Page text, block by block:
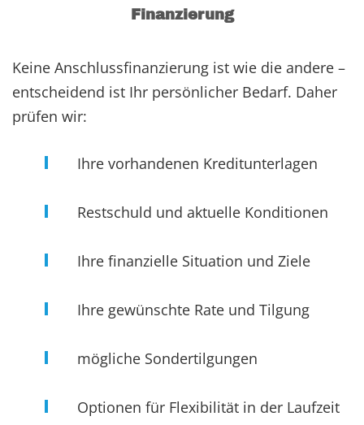
Finanzierung
Keine Anschlussfinanzierung ist wie die andere –
entscheidend ist Ihr persönlicher Bedarf. Daher
prüfen wir:
Ihre vorhandenen Kreditunterlagen
Restschuld und aktuelle Konditionen
Ihre finanzielle Situation und Ziele
Ihre gewünschte Rate und Tilgung
mögliche Sondertilgungen
Optionen für Flexibilität in der Laufzeit